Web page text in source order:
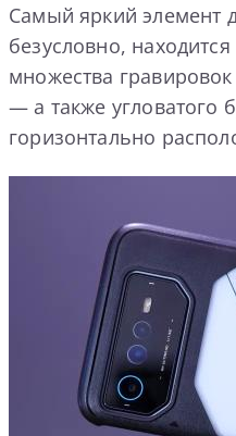
Самый яркий элемент
безусловно,
множества
— а также угловатого
горизонтально